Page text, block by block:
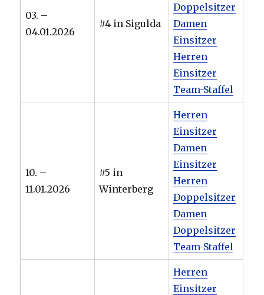
03. –
04.01.2026
#4 in Sigulda
Doppelsitzer
Damen
Einsitzer
Herren
Einsitzer
Team-Staffel
10. –
11.01.2026
#5 in
Winterberg
Herren
Einsitzer
Damen
Einsitzer
Herren
Doppelsitzer
Damen
Doppelsitzer
Team-Staffel
Herren
Einsitzer